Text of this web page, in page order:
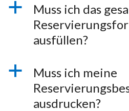
a
Muss ich das
ausfüllen?
a
Muss ich meine
ausdrucken?